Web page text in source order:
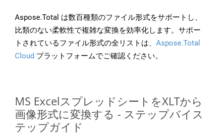
Aspose.Total は数百種類のファイル形式をサポートし、
比類のない柔軟性で複雑な変換を効率化します。サポー
トされているファイル形式の全リストは、 Aspose.Total
Cloud プラットフォームでご確認ください。
MS ExcelスプレッドシートをXLTから
画像形式に変換する - ステップバイス
テップガイド